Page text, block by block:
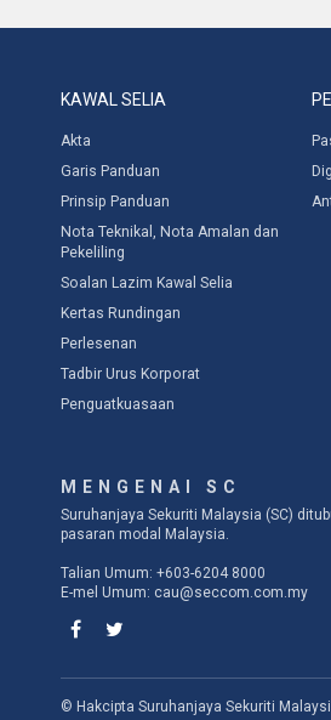
KAWAL SELIA
Akta
Garis Panduan
Prinsip Panduan
Nota Teknikal, Nota Amalan dan
Pekeliling
Soalan Lazim Kawal Selia
Kertas Rundingan
Perlesenan
Tadbir Urus Korporat
Penguatkuasaan
MENGENAI SC
Suruhanjaya Sekuriti Malaysia (SC)
pasaran modal Malaysia.
Talian Umum: +603-6204 8000
E-mel Umum: cau@seccom.com.my
© Hakcipta Suruhanjaya Sekuriti